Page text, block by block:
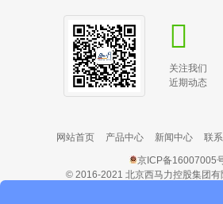
关注我们
近期动态
网站首页 产品中心 新闻中心 联
京ICP备16007005
© 2016-2021 北京西马力控股集团有